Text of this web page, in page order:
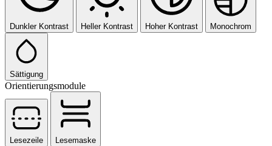
Dunkler Kontrast Heller Kontrast Hoher Kontrast Monochrom
Sättigung
Orientierungsmodule
Lesezeile Lesemaske